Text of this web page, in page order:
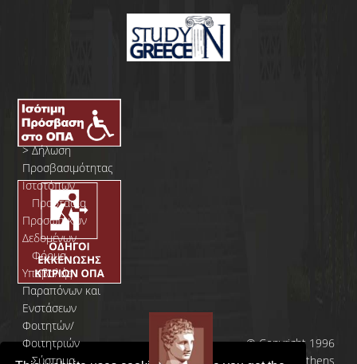
>Δήλωση
Προσβασιμότητας
Ιστοτόπων
Προστασία
Προσωπικών
Δεδομένων
Φόρμα
Yποβολής
Παραπόνων και
Ενστάσεων
Φοιτητών/
Φοιτητριών
>Σύστημα
© Copyright 1996
- 2026 | Athens